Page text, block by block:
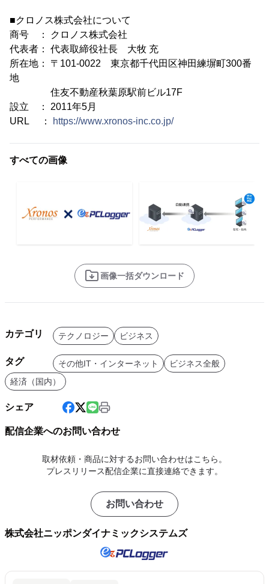
■クロノス株式会社について
商号 ： クロノス株式会社
代表者： 代表取締役社長 大牧 充
所在地： 〒101-0022 東京都千代田区神田練塀町300番
地
住友不動産秋葉原駅前ビル17F
設立 ： 2011年5月
URL ：
https://www.xronos-inc.co.jp/
すべての画像
画像一括ダウンロード
カテゴリ テクノロジー ビジネス
タグ その他IT・インターネット
ビジネス全般
経済（国内）
シェア
配信企業へのお問い合わせ
取材依頼・商品に対するお問い合わせはこちら。
プレスリリース配信企業に直接連絡できます。
お問い合わせ
株式会社ニッポンダイナミックシステムズ